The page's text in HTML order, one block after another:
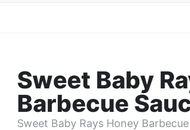
Sweet Baby
Barbecue
Sweet Baby Rays Honey